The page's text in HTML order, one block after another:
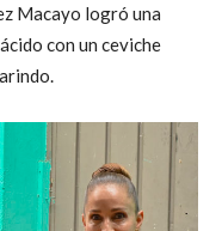
Macayo logró una
con un ceviche